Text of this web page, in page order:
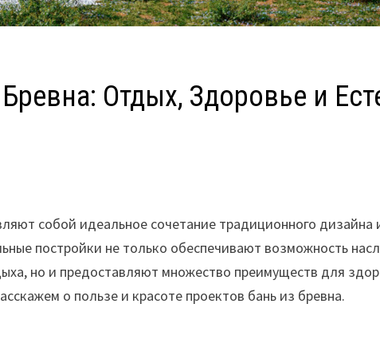
Отдых, Здоровье и
собой идеальное сочетание традиционного дизайна
постройки не только обеспечивают возможность
но и предоставляют множество преимуществ для
о пользе и красоте проектов бань из бревна.